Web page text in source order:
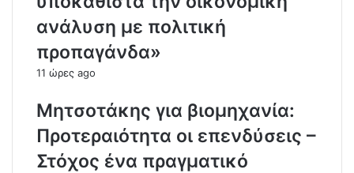
ανάλυση με πολιτική
προπαγάνδα»
11 ώρες ago
Μητσοτάκης για βιομηχανία:
Προτεραιότητα οι επενδύσεις –
Στόχος ένα πραγματικό